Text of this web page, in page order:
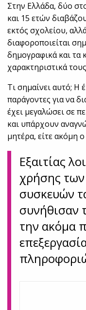
Στην Ελλάδα, δύο
και 15 ετών
εκτός σχολείου,
διαφοροποιείται
δημογραφικά και τα
χαρακτηριστικά
Τι σημαίνει αυτό; Η
παράγοντες για να
έχει μεγαλώσει σε
και υπάρχουν
μητέρα, είτε ακόμη
Εξαιτίας
χρήσης
συσκευών
συνήθισαν
την ακόμα